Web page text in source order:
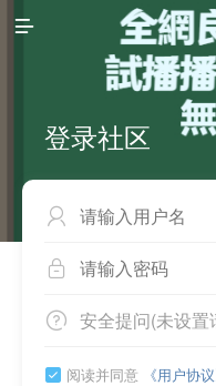

登录社区


 安全提问(未设置
 阅读并同意 《用户协议